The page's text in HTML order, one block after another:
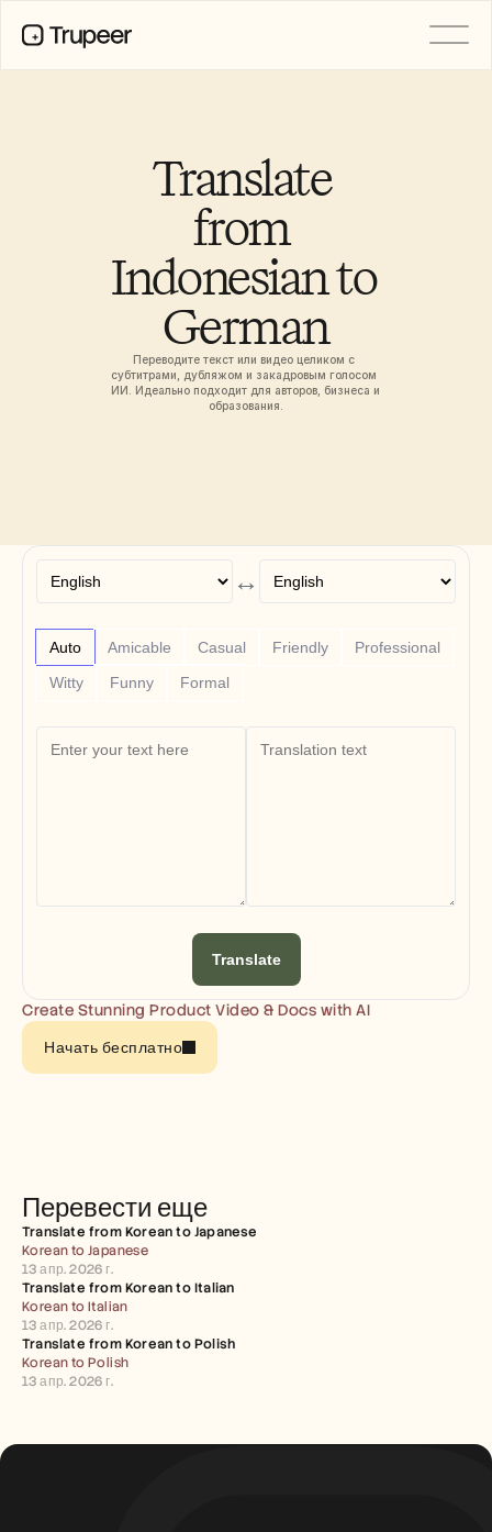
Translate
from
Indonesian to
German
Переводите текст или видео целиком с
субтитрами, дубляжом и закадровым голосом
ИИ. Идеально подходит для авторов, бизнеса и
образования.
Create Stunning Product Video & Docs with AI
Начать бесплатно
↔
Auto Amicable Casual Friendly
Professional
Witty
Funny Formal
Translate
Перевести еще
Translate from Korean to Japanese
Korean to Japanese
13 апр. 2026 г.
Translate from Korean to Italian
Korean to Italian
13 апр. 2026 г.
Translate from Korean to Polish
Korean to Polish
13 апр. 2026 г.
Careers
Shared Pages
AI Screen Recording
Лидеры перемен в сфере ИИ
Партнерская программа
ВАРИАНТЫ ИСПОЛЬЗОВАНИЯ
Управление изменениями
Предпродажи
Маркетинг продуктов
Успех клиентов
See more